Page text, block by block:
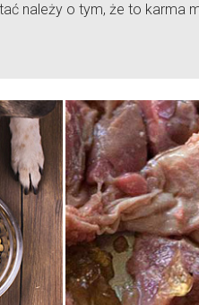
należy o tym, że to karma